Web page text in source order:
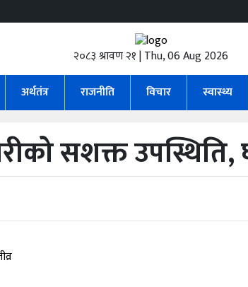
२०८३ श्रावण २१ | Thu, 06 Aug 2026
अर्थतंत्र राजनीति विचार स्वास्थ्य
सशक्त उपस्थिति,